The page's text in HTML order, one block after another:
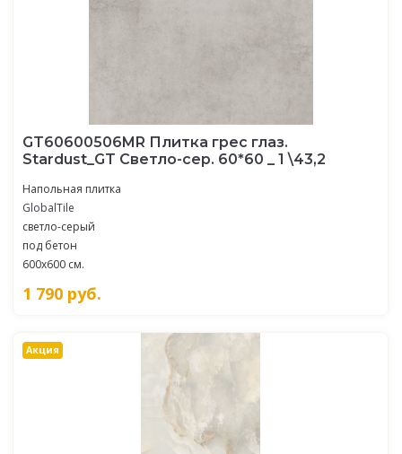
GT60600506MR Плитка грес глаз.
Stardust_GT Светло-сер. 60*60 _ 1 \43,2
Напольная плитка
GlobalTile
светло-серый
под бетон
600x600 см.
1 790 руб.
Акция